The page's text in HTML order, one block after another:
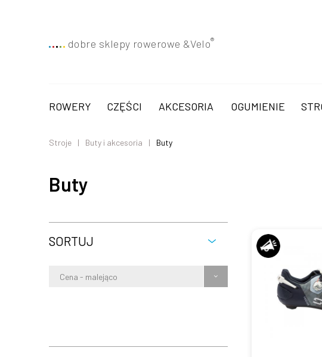
dobre sklepy rowerowe &Velo®
ROWERY CZĘŚCI AKCESORIA OGUMIENIE
Stroje Buty i akcesoria Buty
Buty
SORTUJ
Cena - malejąco